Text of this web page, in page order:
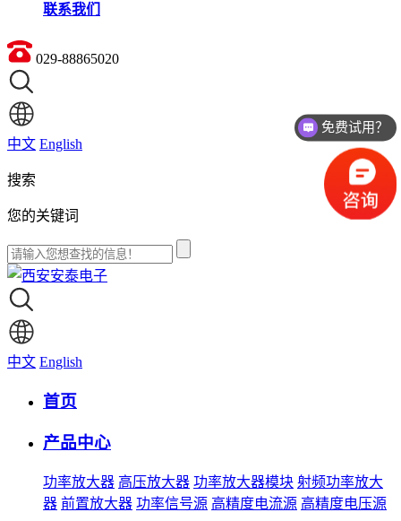
联系我们
029-88865020
中文 English
搜索
您的关键词
中文 English
首页
产品中心
功率放大器 高压放大器 功率放大器模块 射频功率放大
器 前置放大器 功率信号源 高精度电流源 高精度电压源
免费试用？